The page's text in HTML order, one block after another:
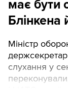
має бути
Міністр
держсекретар
слухання у